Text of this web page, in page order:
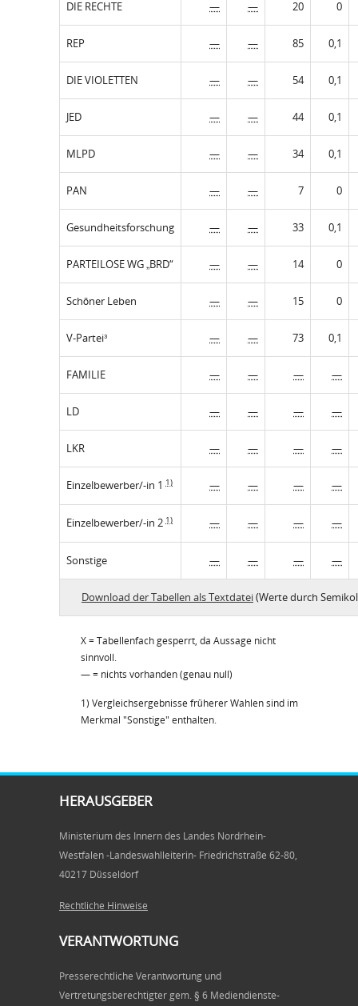
DIE RECHTE — — 20 0
REP — — 85 0,1
DIE VIOLETTEN — — 54 0,1
JED — — 44 0,1
MLPD — — 34 0,1
PAN — — 7 0
Gesundheitsforschung — — 33 0,1
PARTEILOSE WG „BRD“ — — 14 0
Schöner Leben — — 15 0
V-Partei³ — — 73 0,1
FAMILIE — — — —
LD — — — —
LKR — — — —
Einzelbewerber/-in 1 1) — — — —
Einzelbewerber/-in 2 1) — — — —
Sonstige — — — —
Download der Tabellen als Textdatei(Werte durch
X = Tabellenfach gesperrt, da Aussage nicht
sinnvoll.
— = nichts vorhanden (genau null)
1) Vergleichsergebnisse früherer Wahlen sind im
Merkmal "Sonstige" enthalten.
HERAUSGEBER
Ministerium des Innern des Landes Nordrhein-
Westfalen -Landeswahlleiterin- Friedrichstraße 62-80,
40217 Düsseldorf
Rechtliche Hinweise
VERANTWORTUNG
Presserechtliche Verantwortung und
Vertretungsberechtigter gem. § 6 Mediendienste-